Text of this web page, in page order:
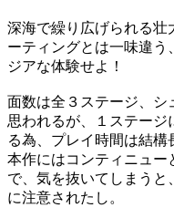
深海で繰り広げられる壮
ーティングとは一味違う
ジアな体験せよ！
面数は全３ステージ、シ
思われるが、１ステージ
る為、プレイ時間は結構
本作にはコンティニュー
で、気を抜いてしまうと
に注意されたし。